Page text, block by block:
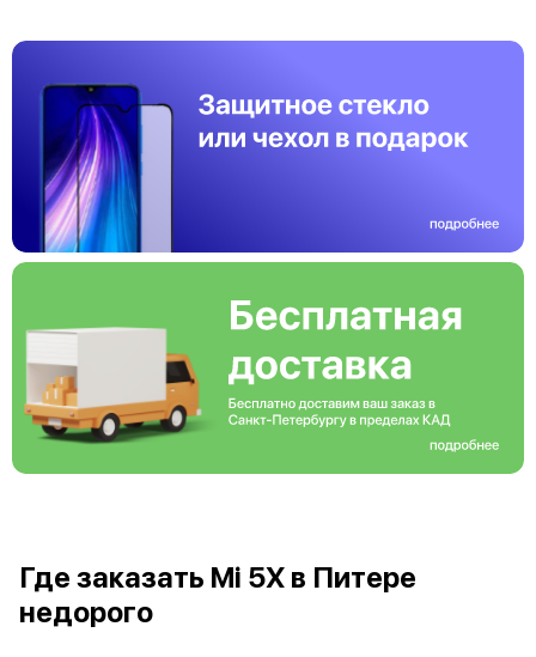
Где заказать Mi 5X в Питере
недорого